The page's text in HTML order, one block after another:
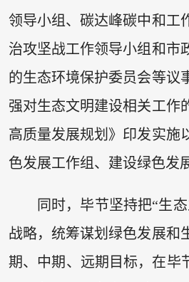
领导小组、碳达峰碳中和工
治攻坚战工作领导小组和市
的生态环境保护委员会等议
强对生态文明建设相关工作
高质量发展规划》印发实施
色发展工作组、建设绿色发
同时，毕节坚持把“生
战略，统筹谋划绿色发展和
期、中期、远期目标，在毕